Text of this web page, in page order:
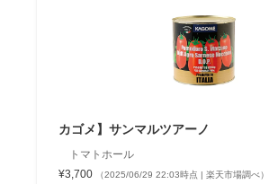
カゴメ】サンマルツアーノ
トマトホール
¥3,700
（2025/06/29 22:03時点 | 楽天市場調べ）